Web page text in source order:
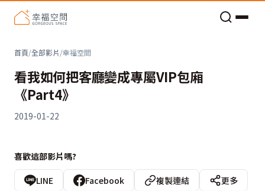
首頁/全部影片/幸福空間
看我如何把客廳變成專屬VIP包廂
《Part4》
2019-01-22
喜歡這部影片嗎?
LINE Facebook 複製連結
更多